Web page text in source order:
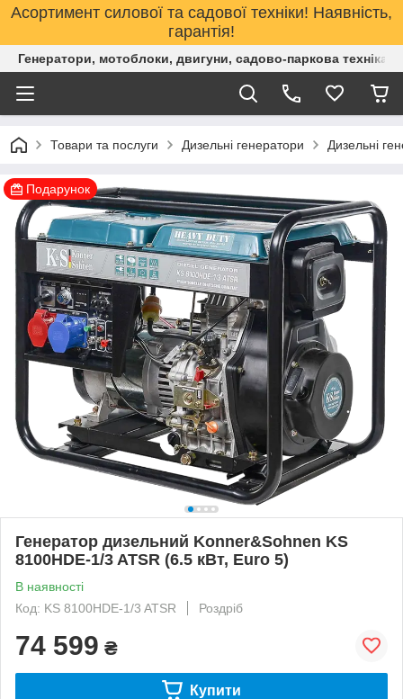
Асортимент силової та садової техніки! Наявність,
гарантія!
Генератори, мотоблоки, двигуни, садово-паркова техніка.
Товари та послуги Дизельні генератори Дизельні
Подарунок
Генератор дизельний Konner&Sohnen KS
8100HDE-1/3 ATSR (6.5 кВт, Euro 5)
В наявності
Код: KS 8100HDE-1/3 ATSR
Роздріб
74 599 ₴
Купити